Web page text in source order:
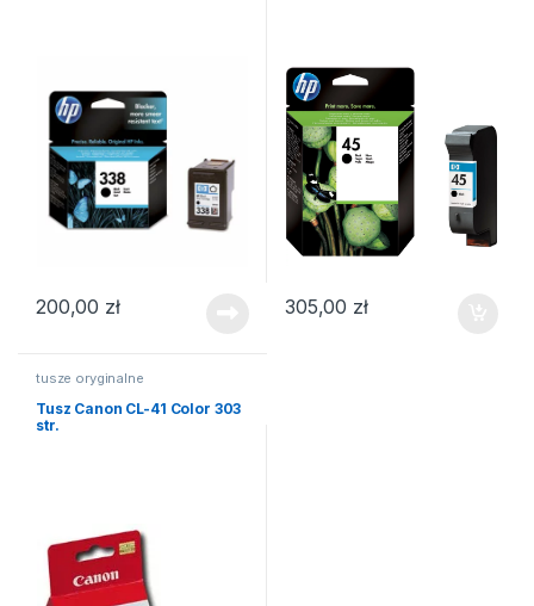
200,00 zł 305,00 zł
tusze oryginalne
Tusz Canon CL-41 Color 303
str.